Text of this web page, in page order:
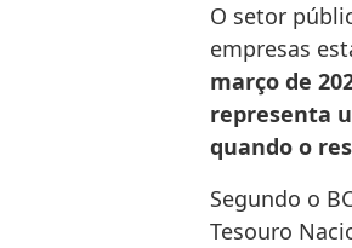
O setor
empresas
março de
representa
quando o
Segundo o
Tesouro